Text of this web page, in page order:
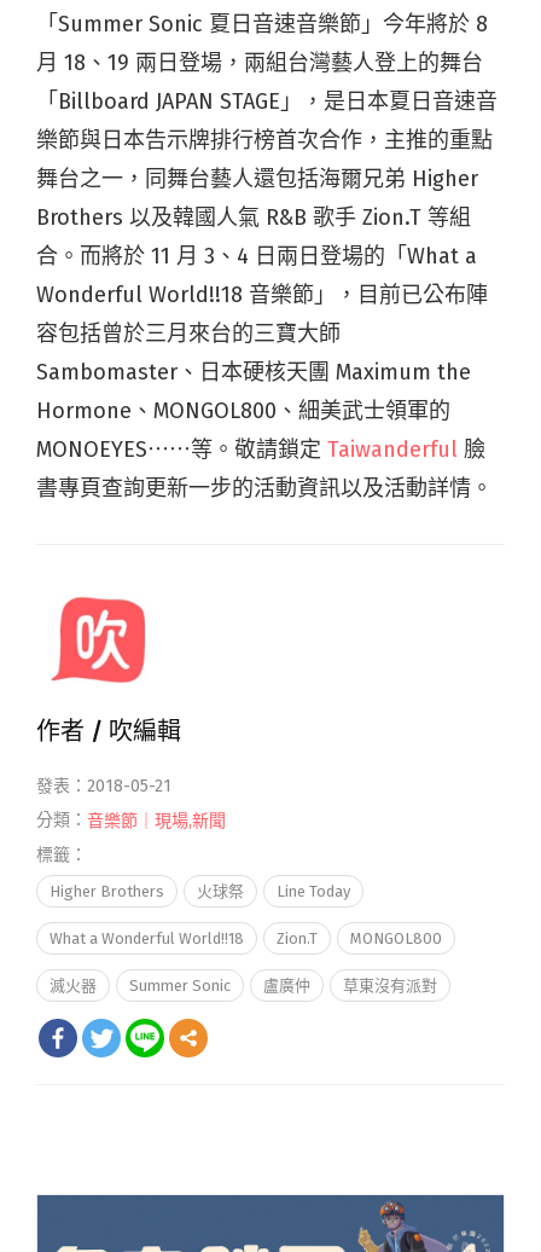
「Summer Sonic 夏日音速音樂節」今年將於 8
月 18、19 兩日登場，兩組台灣藝人登上的舞台
「Billboard JAPAN STAGE」，是日本夏日音速音
樂節與日本告示牌排行榜首次合作，主推的重點
舞台之一，同舞台藝人還包括海爾兄弟 Higher
Brothers 以及韓國人氣 R&B 歌手 Zion.T 等組
合。而將於 11 月 3、4 日兩日登場的「What a
Wonderful World!!18 音樂節」，目前已公布陣
容包括曾於三月來台的三寶大師
Sambomaster、日本硬核天團 Maximum the
Hormone、MONGOL800、細美武士領軍的
MONOEYES⋯⋯等。敬請鎖定 Taiwanderful 臉
書專頁查詢更新一步的活動資訊以及活動詳情。
作者 / 吹編輯
發表：2018-05-21
分類： 音樂節｜現場,新聞
標籤：
Higher Brothers 火球祭 Line Today
What a Wonderful World!!18 Zion.T MONGOL800
滅火器 Summer Sonic 盧廣仲 草東沒有派對